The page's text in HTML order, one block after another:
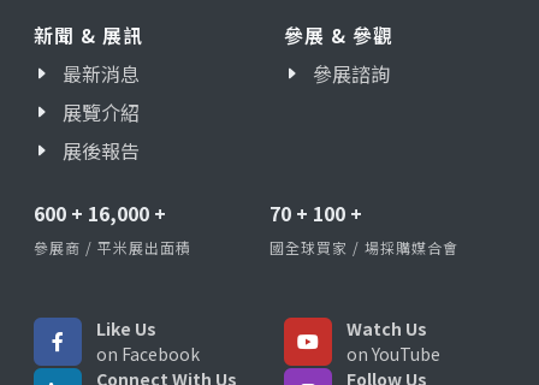
新聞 & 展訊
最新消息
展覽介紹
展後報告
參展 & 參觀
參展諮詢
600 + 16,000 +
參展商 / 平米展出面積
70 + 100 +
國全球買家 / 場採購媒合會
Like Us
on Facebook
Watch Us
on YouTube
Connect With Us
Follow Us